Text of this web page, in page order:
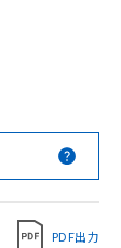
PDF出力